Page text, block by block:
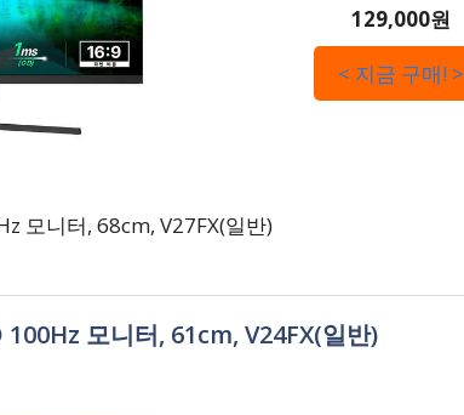
129,000원
< 지금 구매! >
모니터, 68cm, V27FX(일반)
100Hz 모니터, 61cm, V24FX(일반)